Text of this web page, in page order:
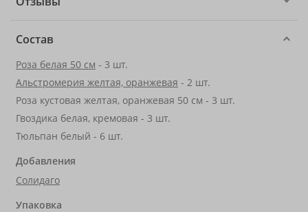
Состав
Роза белая 50 см - 3 шт.
Альстромерия желтая, оранжевая - 2 шт.
Роза кустовая желтая, оранжевая 50 см - 3 шт.
Гвоздика белая, кремовая - 3 шт.
Тюльпан белый - 6 шт.
Добавления
Солидаго
Упаковка